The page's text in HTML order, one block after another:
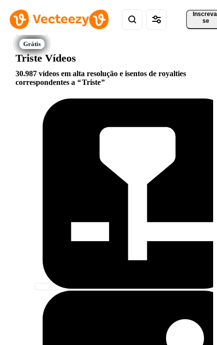
se
Triste Vídeos
30.987 vídeos em alta resolução e isentos de royalties
correspondentes a
Triste